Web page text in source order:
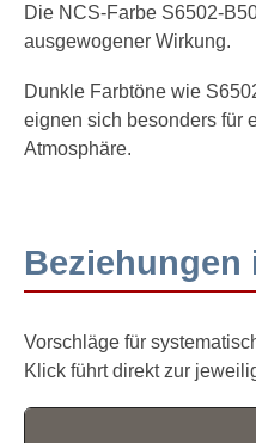
Die NCS-Farbe S6502-
ausgewogener Wirkung.
Dunkle Farbtöne wie
eignen sich besonders für
Atmosphäre.
Beziehungen
Vorschläge für
Klick führt direkt zur